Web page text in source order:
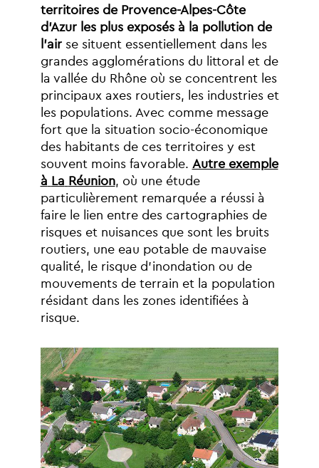
territoires de Provence-Alpes-Côte
d’Azur les plus exposés à la pollution de
l’air se situent essentiellement dans les
grandes agglomérations du littoral et de
la vallée du Rhône où se concentrent
les
principaux axes routiers, les industries et
les populations. Avec comme message
fort que la situation socio-économique
des habitants de ces territoires y est
souvent moins favorable. Autre exemple
à La Réunion, où une étude
particulièrement remarquée a réussi à
faire le lien entre des cartographies de
risques et nuisances que sont les bruits
routiers, une eau potable de mauvaise
qualité,
le risque d’inondation ou de
mouvements de terrain et la population
résidant dans les zones identifiées à
risque.